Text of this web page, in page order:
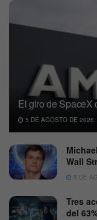
El giro de SpaceX
5 DE AGOSTO DE 2026
Wall
5 DE
Tres
del